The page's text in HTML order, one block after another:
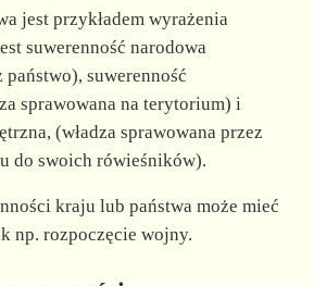
jest przykładem wyrażenia
suwerenność narodowa
suwerenność
sprawowana na terytorium) i
(władza sprawowana przez
do swoich rówieśników).
kraju lub państwa może mieć
np. rozpoczęcie wojny.